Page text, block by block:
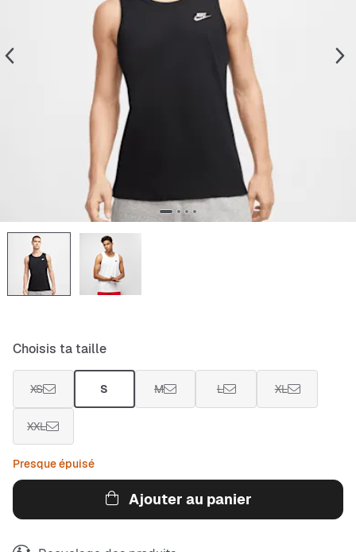
Choisis ta taille
XS S M L XL
XXL
Presque épuisé
Ajouter au panier